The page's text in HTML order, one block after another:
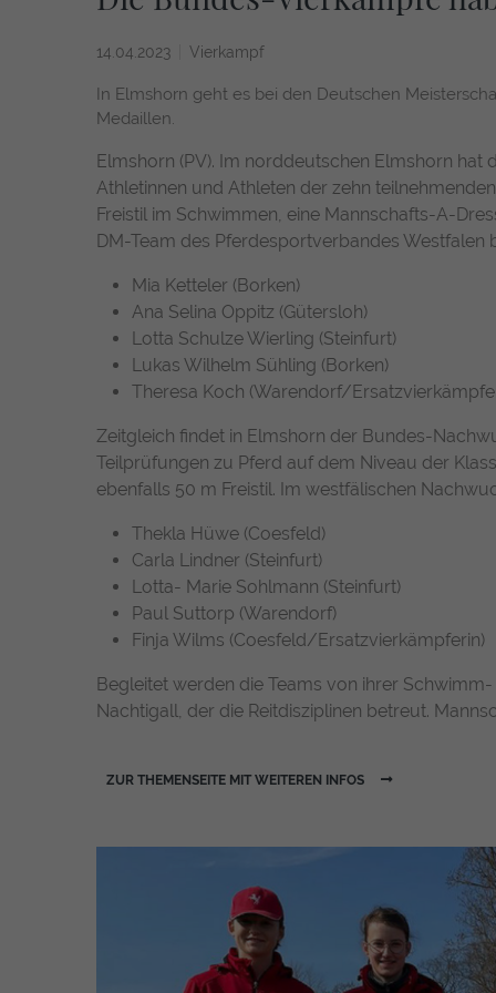
14.04.2023 Vierkampf
In Elmshorn geht es bei den Deutschen
Medaillen.
Elmshorn (PV). Im norddeutschen Elmshorn
Athletinnen und Athleten der zehn
Freistil im Schwimmen, eine Mannschafts-A-
DM-Team des Pferdesportverbandes Westfalen
Mia Ketteler (Borken)
Ana Selina Oppitz (Gütersloh)
Lotta Schulze Wierling (Steinfurt)
Lukas Wilhelm Sühling (Borken)
Theresa Koch (Warendorf/
Zeitgleich findet in Elmshorn der Bundes-
Teilprüfungen zu Pferd auf dem Niveau der
ebenfalls 50 m Freistil. Im westfälischen
Thekla Hüwe (Coesfeld)
Carla Lindner (Steinfurt)
Lotta- Marie Sohlmann (Steinfurt)
Paul Suttorp (Warendorf)
Finja Wilms (Coesfeld/Ersatzvierkämpferin)
Begleitet werden die Teams von ihrer
Nachtigall, der die Reitdisziplinen betreut.
ZUR THEMENSEITE MIT WEITEREN INFOS